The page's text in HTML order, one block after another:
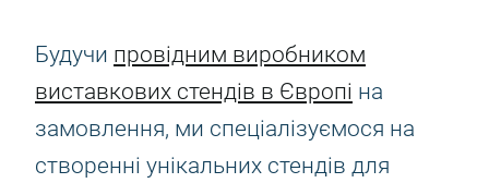
Будучи провідним виробником
виставкових стендів в Європі на
замовлення, ми спеціалізуємося на
створенні унікальних стендів для